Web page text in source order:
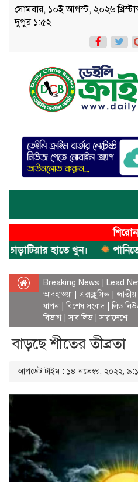
সোমবার, ১০ই আগস্ট, ২০২৬
দুপুর ১:৫২
হাতে খুন।
পানিতে
Breaking News Lead
আবহাওয়া| এক্সক্লুসিভ |জাতীয়
যাপন |বিশেষ সংবাদ|লিড
বিভাগ|সাব লিড|সারাদেশে
বাড়ছে শীতের তীব্রতা
আপডেট টাইম : ১৪ নভেম্বর, ২০২২,